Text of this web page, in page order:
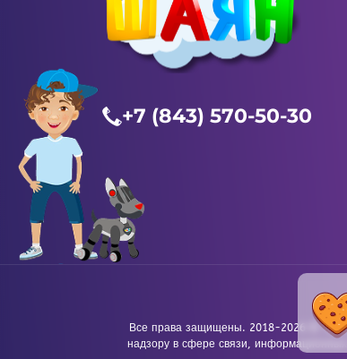
+7 (843) 570-50-30
Все права защищены. 2018-2026 ©
надзору в сфере связи, информационных